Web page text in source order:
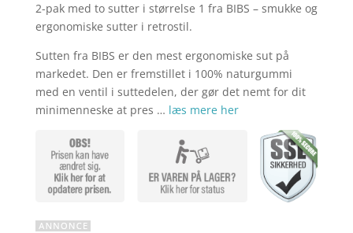
pris
var:
kr. 79,95.
aktuelle
pris
er:
kr. 63,96.
2-pak med to sutter i størrelse 1 fra BIBS – smukke og
ergonomiske sutter i retrostil.
Sutten fra BIBS er den mest ergonomiske sut på
markedet. Den er fremstillet i 100% naturgummi
med en ventil i suttedelen, der gør det nemt for dit
minimenneske at pres … læs mere her